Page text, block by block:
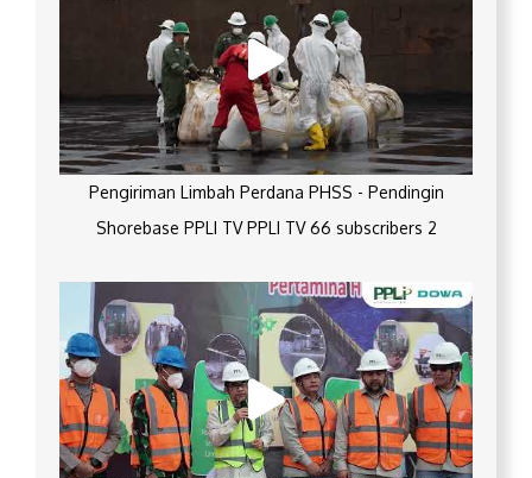
Pengiriman Limbah Perdana PHSS - Pendingin
Shorebase PPLI TV PPLI TV 66 subscribers 2